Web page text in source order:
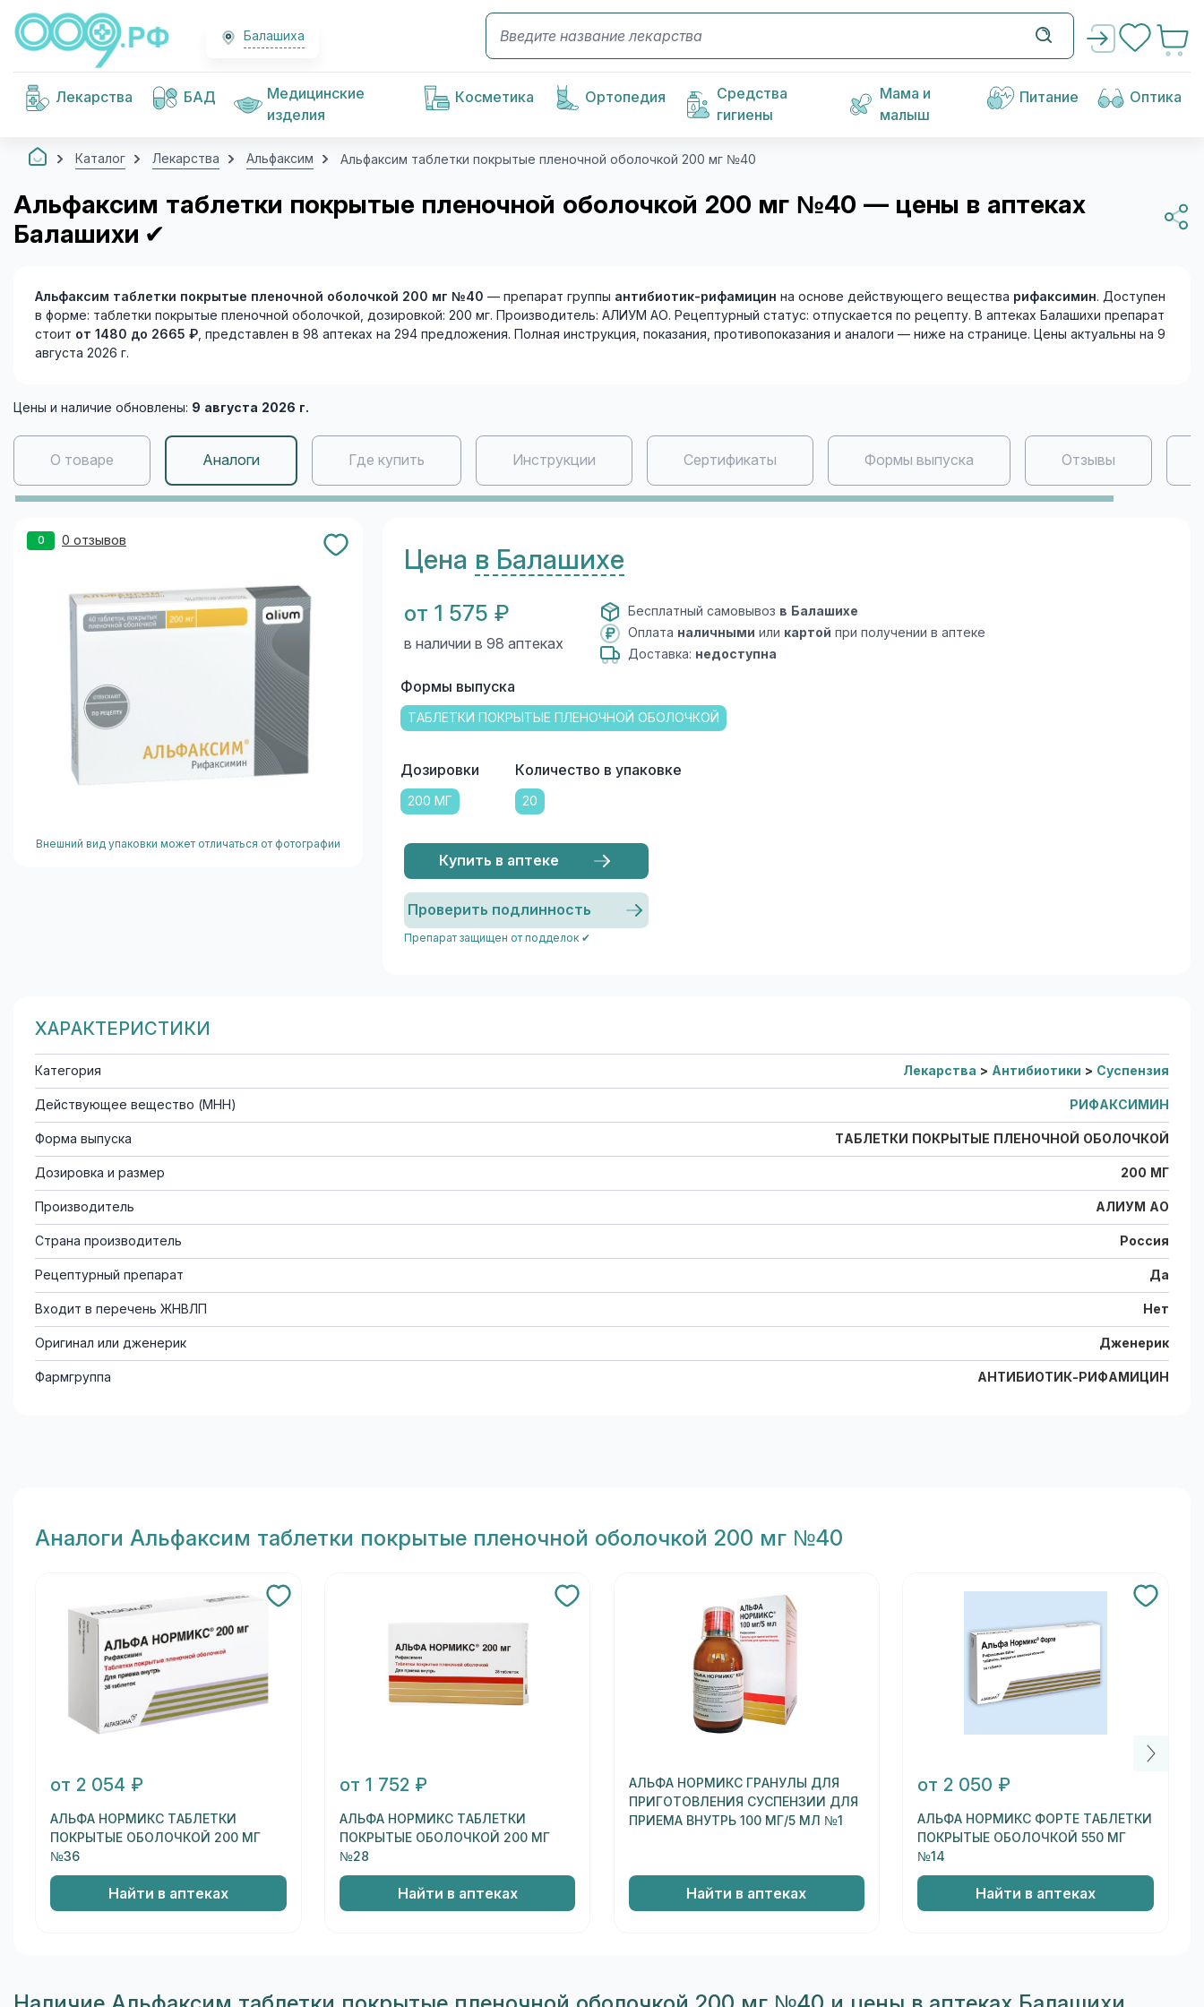
Балашиха
Лекарства БАД
Медицинские
изделия
Косметика Ортопедия
Средства
гигиены
Мама и
малыш
Питание Оптика
Каталог Лекарства Альфаксим Альфаксим таблетки покрытые пленочной оболочкой 200 мг №40
Альфаксим таблетки покрытые пленочной оболочкой 200 мг №40 — цены в аптеках
Балашихи ✔
Альфаксим таблетки покрытые пленочной оболочкой 200 мг №40 — препарат группы антибиотик-рифамицин на основе действующего вещества рифаксимин. Доступен
в форме: таблетки покрытые пленочной оболочкой, дозировкой: 200 мг. Производитель: АЛИУМ АО. Рецептурный статус: отпускается по рецепту. В аптеках Балашихи препарат
стоит от 1480 до 2665 ₽ , представлен в 98 аптеках на 294 предложения. Полная инструкция, показания, противопоказания и аналоги — ниже на странице. Цены актуальны на 9
августа 2026 г.
Цены и наличие обновлены: 9 августа 2026 г.
О товаре Аналоги Где купить Инструкции Сертификаты Формы выпуска Отзывы
0 0 отзывов
Внешний вид упаковки может отличаться от фотографии
Цена в Балашихе
от 1 575 ₽
в наличии в 98 аптеках
Бесплатный самовывоз в Балашихе
Оплата наличными или картой при получении в аптеке
Доставка: недоступна
Формы выпуска
ТАБЛЕТКИ ПОКРЫТЫЕ ПЛЕНОЧНОЙ ОБОЛОЧКОЙ
Дозировки
200 МГ
Количество в упаковке
20
Купить в аптеке
Проверить подлинность
Препарат защищен от подделок ✔
ХАРАКТЕРИСТИКИ
Категория Лекарства > Антибиотики > Суспензия
Действующее вещество (МНН) РИФАКСИМИН
Форма выпуска ТАБЛЕТКИ ПОКРЫТЫЕ ПЛЕНОЧНОЙ ОБОЛОЧКОЙ
Дозировка и размер 200 МГ
Производитель АЛИУМ АО
Страна производитель Россия
Рецептурный препарат Да
Входит в перечень ЖНВЛП Нет
Оригинал или дженерик Дженерик
Фармгруппа АНТИБИОТИК-РИФАМИЦИН
Aналоги Альфаксим таблетки покрытые пленочной оболочкой 200 мг №40
от 2 054 ₽
АЛЬФА НОРМИКС ТАБЛЕТКИ
ПОКРЫТЫЕ ОБОЛОЧКОЙ 200 МГ
№36
Найти в аптеках
от 1 752 ₽
АЛЬФА НОРМИКС ТАБЛЕТКИ
ПОКРЫТЫЕ ОБОЛОЧКОЙ 200 МГ
№28
Найти в аптеках
АЛЬФА НОРМИКС ГРАНУЛЫ ДЛЯ
ПРИГОТОВЛЕНИЯ СУСПЕНЗИИ ДЛЯ
ПРИЕМА ВНУТРЬ 100 МГ/5 МЛ №1
Найти в аптеках
от 2 050 ₽
АЛЬФА НОРМИКС ФОРТЕ ТАБЛЕТКИ
ПОКРЫТЫЕ ОБОЛОЧКОЙ 550 МГ
№14
Найти в аптеках